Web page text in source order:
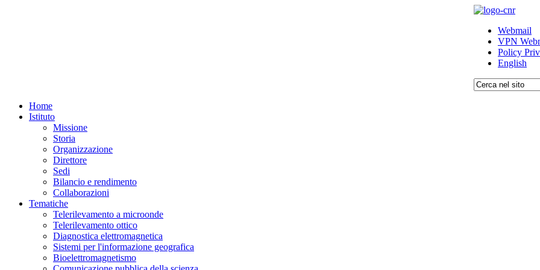
Webmail
VPN
Policy
English
Home
Istituto
Missione
Storia
Organizzazione
Direttore
Sedi
Bilancio e rendimento
Collaborazioni
Tematiche
Telerilevamento a microonde
Telerilevamento ottico
Diagnostica elettromagnetica
Sistemi per l'informazione geografica
Bioelettromagnetismo